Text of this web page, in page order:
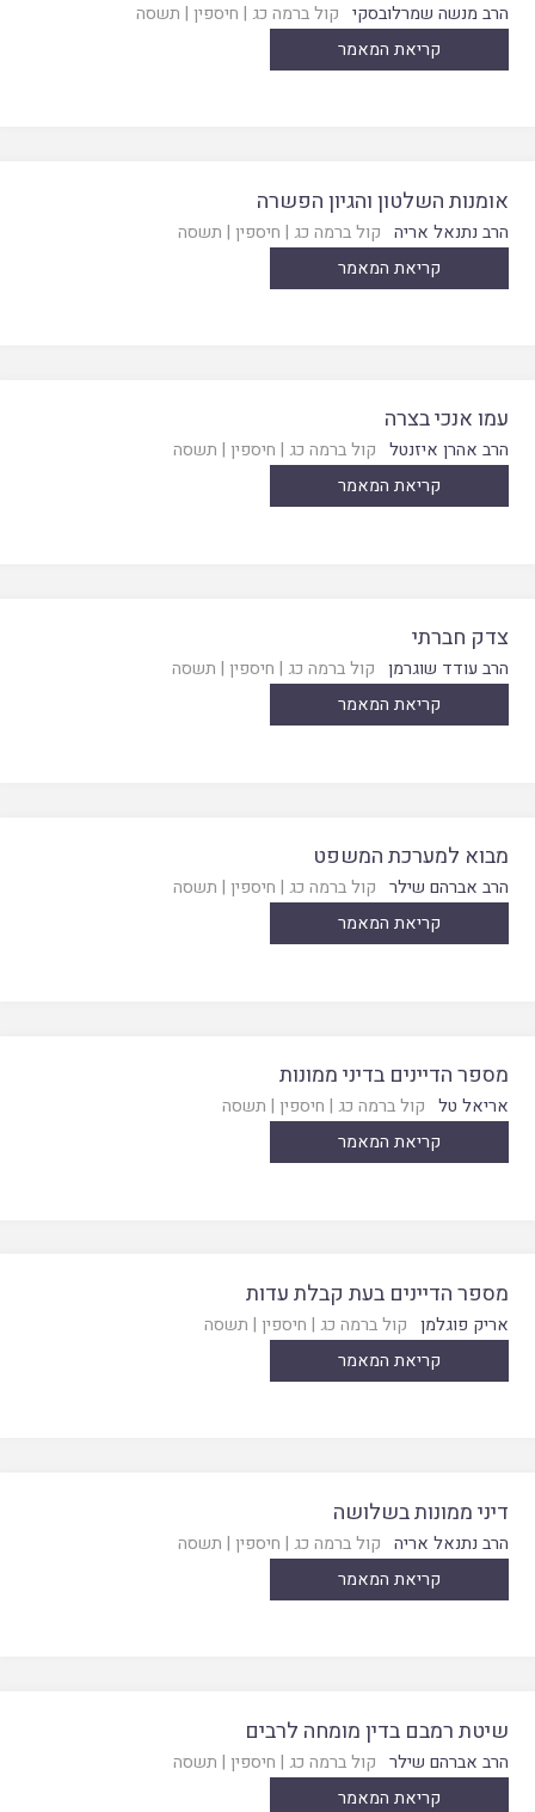
הרב מנשה שמרלובסקי קול ברמה כג | חיספין | תשסה
קריאת המאמר
אומנות השלטון והגיון הפשרה
הרב נתנאל אריה קול ברמה כג | חיספין | תשסה
קריאת המאמר
עמו אנכי בצרה
הרב אהרן איזנטל קול ברמה כג | חיספין | תשסה
קריאת המאמר
צדק חברתי
הרב עודד שוגרמן קול ברמה כג | חיספין | תשסה
קריאת המאמר
מבוא למערכת המשפט
הרב אברהם שילר קול ברמה כג | חיספין | תשסה
קריאת המאמר
מספר הדיינים בדיני ממונות
אריאל טל קול ברמה כג | חיספין | תשסה
קריאת המאמר
מספר הדיינים בעת קבלת עדות
אריק פוגלמן קול ברמה כג | חיספין | תשסה
קריאת המאמר
דיני ממונות בשלושה
הרב נתנאל אריה קול ברמה כג | חיספין | תשסה
קריאת המאמר
שיטת רמבם בדין מומחה לרבים
הרב אברהם שילר קול ברמה כג | חיספין | תשסה
קריאת המאמר